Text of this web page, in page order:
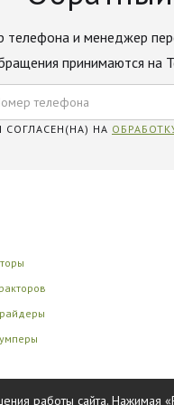
и менеджер
принимаются
СОГЛАСЕН(НА) НА
работы сайта. Нажимая